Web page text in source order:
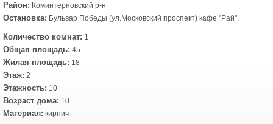
Район: Коминтерновский р-н
Остановка: Бульвар Победы (ул.Московский проспект) кафе "Рай".
Количество комнат: 1
Общая площадь: 45
Жилая площадь: 18
Этаж: 2
Этажность: 10
Возраст дома: 10
Материал: кирпич